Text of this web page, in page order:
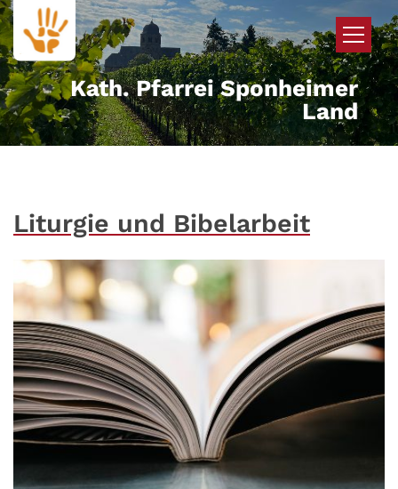
Zum Inhalt springen
Kath. Pfarrei Sponheimer
Land
Liturgie und Bibelarbeit